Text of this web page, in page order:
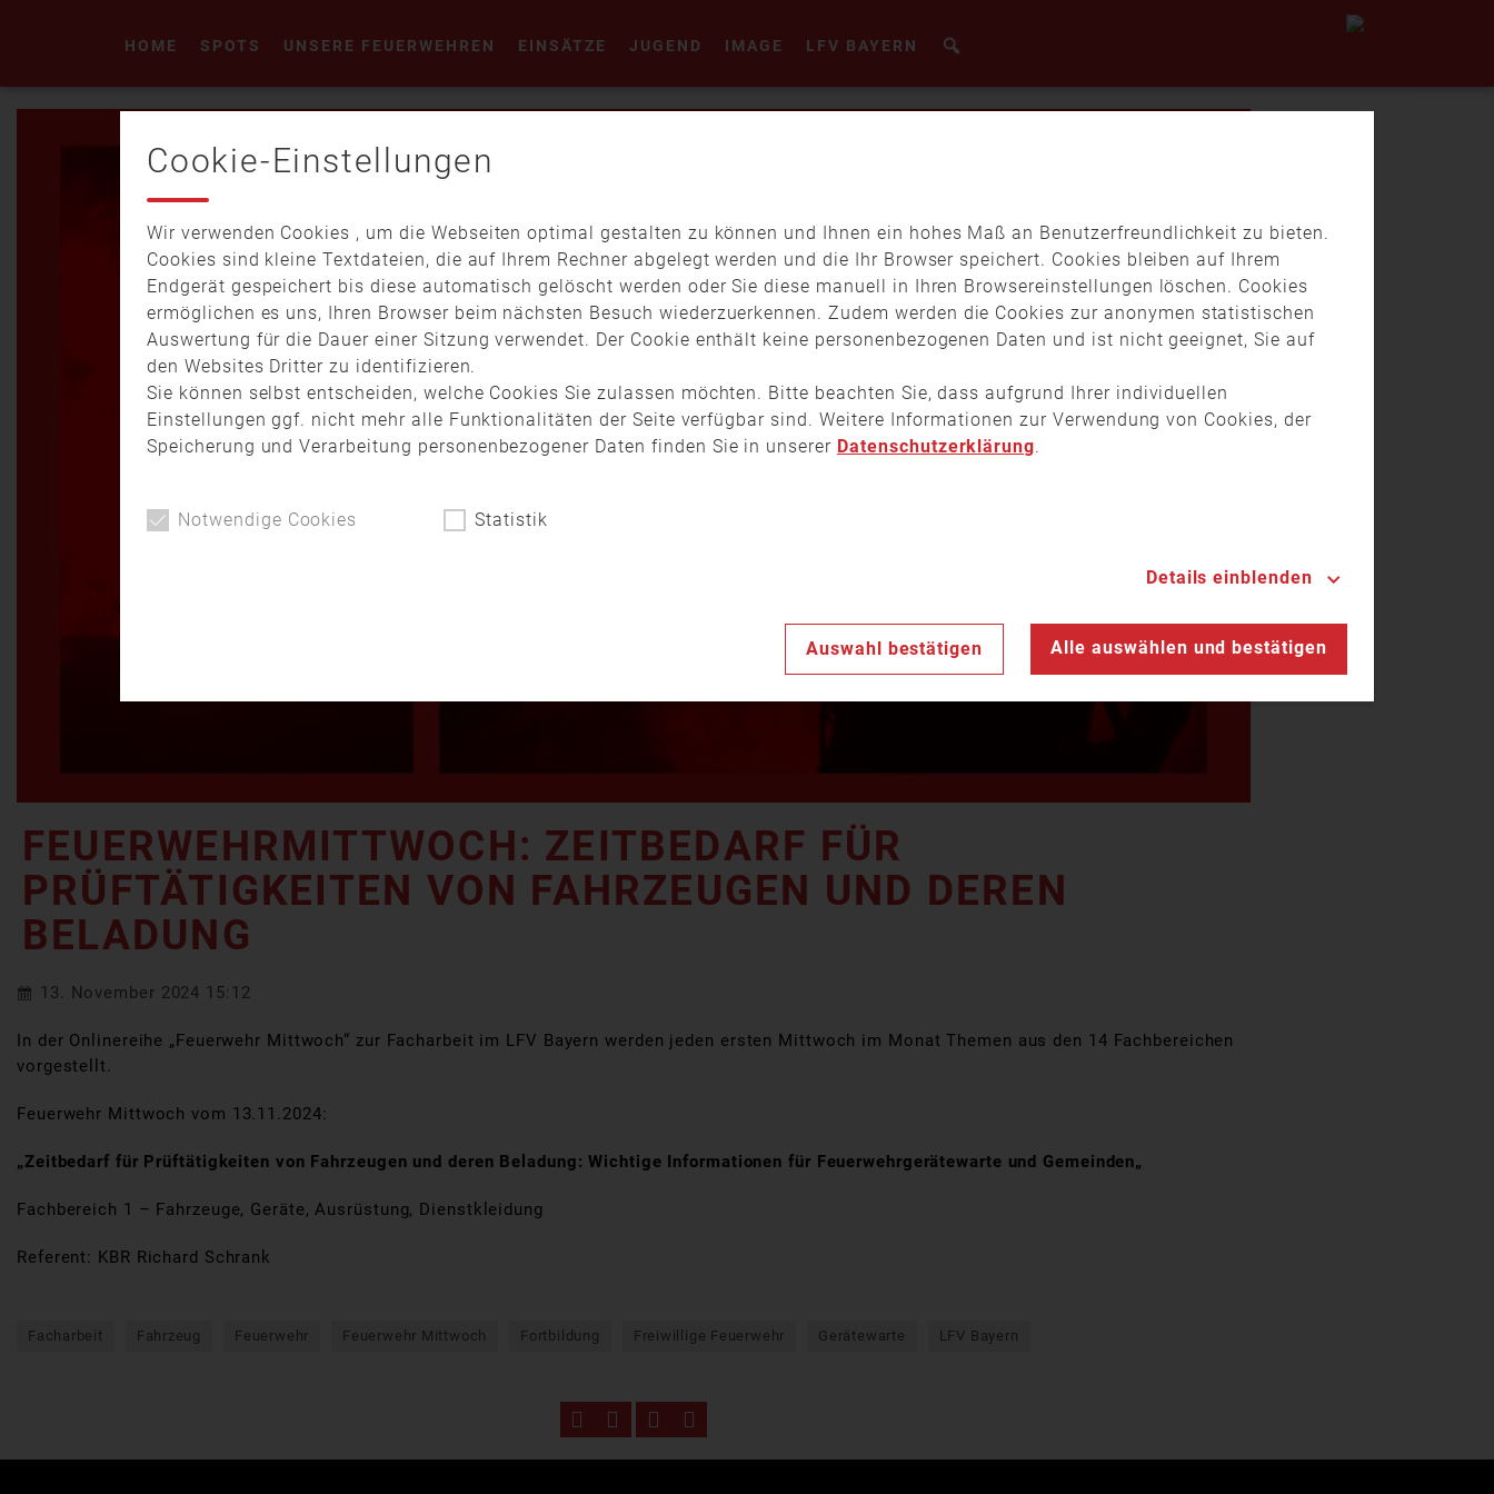
HOME SPOTS UNSERE FEUERWEHREN EINSÄTZE JUGEND IMAGE LFV BAYERN
abspielen
FEUERWEHRMITTWOCH: ZEITBEDARF FÜR
PRÜFTÄTIGKEITEN VON FAHRZEUGEN UND DEREN
BELADUNG
13. November 2024 15:12
In der Onlinereihe „Feuerwehr Mittwoch“ zur Facharbeit im LFV Bayern werden jeden ersten Mittwoch im Monat Themen aus den 14 Fachbereichen
vorgestellt.
Feuerwehr Mittwoch vom 13.11.2024:
„Zeitbedarf für Prüftätigkeiten von Fahrzeugen und deren Beladung: Wichtige Informationen für Feuerwehrgerätewarte und Gemeinden„
Fachbereich 1 – Fahrzeuge, Geräte, Ausrüstung, Dienstkleidung
Referent: KBR Richard Schrank
Facharbeit Fahrzeug Feuerwehr Feuerwehr Mittwoch Fortbildung Freiwillige Feuerwehr Gerätewarte LFV Bayern
Cookie-Einstellungen
Wir verwenden Cookies , um die Webseiten optimal gestalten zu können und Ihnen ein hohes Maß an Benutzerfreundlichkeit zu bieten.
Cookies sind kleine Textdateien, die auf Ihrem Rechner abgelegt werden und die Ihr Browser speichert. Cookies bleiben auf Ihrem
Endgerät gespeichert bis diese automatisch gelöscht werden oder Sie diese manuell in Ihren Browsereinstellungen löschen. Cookies
ermöglichen es uns, Ihren Browser beim nächsten Besuch wiederzuerkennen. Zudem werden die Cookies zur anonymen statistischen
Auswertung für die Dauer einer Sitzung verwendet. Der Cookie enthält keine personenbezogenen Daten und ist nicht geeignet, Sie auf
den Websites Dritter zu identifizieren.
Sie können selbst entscheiden, welche Cookies Sie zulassen möchten. Bitte beachten Sie, dass aufgrund Ihrer individuellen
Einstellungen ggf. nicht mehr alle Funktionalitäten der Seite verfügbar sind. Weitere Informationen zur Verwendung von Cookies, der
Speicherung und Verarbeitung personenbezogener Daten finden Sie in unserer Datenschutzerklärung.
Notwendige Cookies Statistik
Details einblenden
Auswahl bestätigen Alle auswählen und bestätigen